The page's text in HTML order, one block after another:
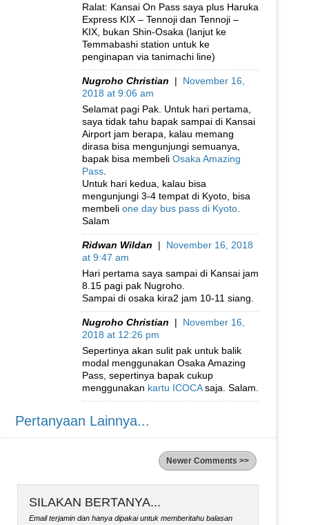
Ralat: Kansai On Pass saya plus Haruka
Express KIX – Tennoji dan Tennoji –
KIX, bukan Shin-Osaka (lanjut ke
Temmabashi station untuk ke
penginapan via tanimachi line)
Nugroho Christian | November 16,
2018 at 9:06 am
Selamat pagi Pak. Untuk hari pertama,
saya tidak tahu bapak sampai di Kansai
Airport jam berapa, kalau memang
dirasa bisa mengunjungi semuanya,
bapak bisa membeli Osaka Amazing
Pass
Untuk hari kedua, kalau bisa
mengunjungi 3-4 tempat di Kyoto, bisa
membeli one day bus pass di Kyoto
Salam
Ridwan Wildan | November 16, 2018
at 9:47 am
Hari pertama saya sampai di Kansai jam
8.15 pagi pak Nugroho.
Sampai di osaka kira2 jam 10-11 siang.
Nugroho Christian | November 16,
2018 at 12:26 pm
Sepertinya akan sulit pak untuk balik
modal menggunakan Osaka Amazing
Pass, sepertinya bapak cukup
menggunakan kartu ICOCAsaja. Salam.
Pertanyaan Lainnya...
Newer Comments >>
SILAKAN BERTANYA...
Email terjamin dan hanya dipakai untuk memberitahu balasan